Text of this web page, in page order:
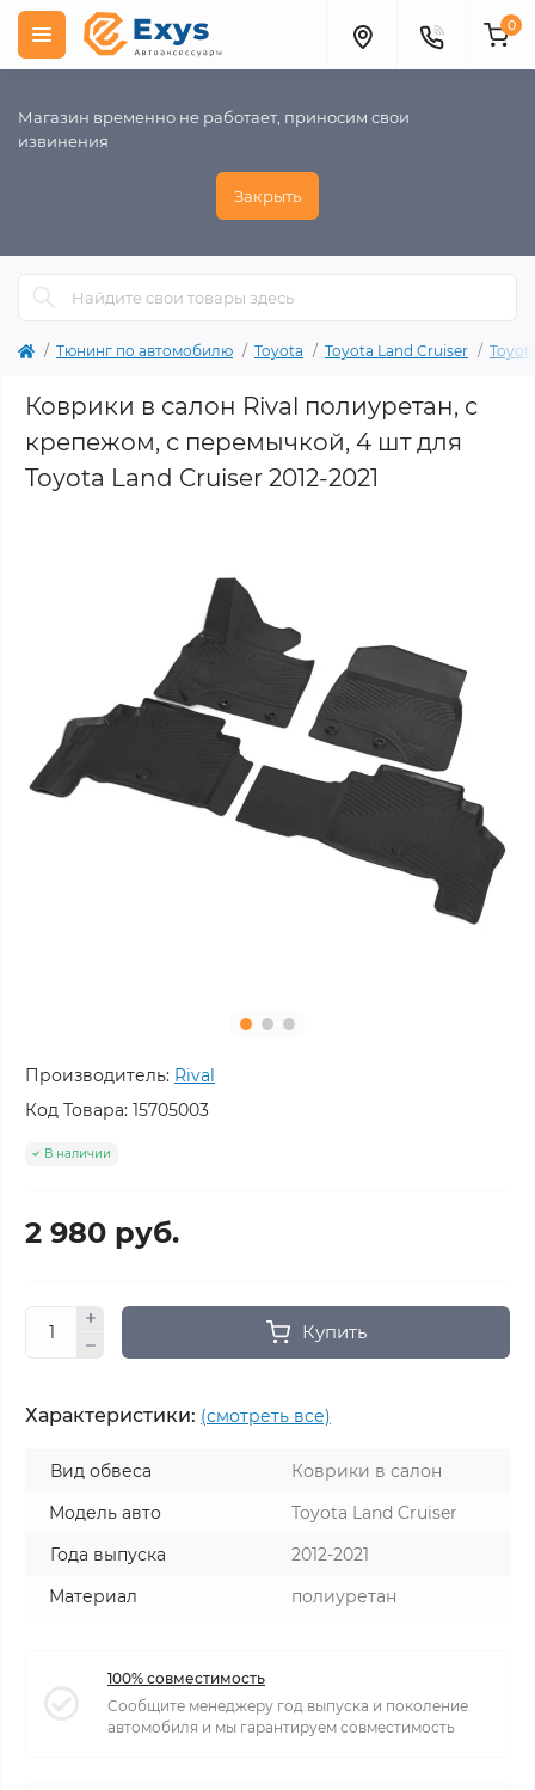
Магазин временно не работает, приносим свои
извинения
Закрыть
0
Тюнинг по автомобилю Toyota Toyota Land Cruiser
Коврики в салон Rival полиуретан, с
крепежом, с перемычкой, 4 шт для
Toyota Land Cruiser 2012-2021
Производитель: Rival
Код Товара: 15705003
В наличии
2 980 руб.
Купить
Характеристики: (смотреть все)
Вид обвеса
Коврики в салон
Модель авто
Toyota Land Cruiser
Года выпуска
2012-2021
Материал
полиуретан
100% совместимость
Сообщите менеджеру год выпуска и поколение
автомобиля и мы гарантируем совместимость